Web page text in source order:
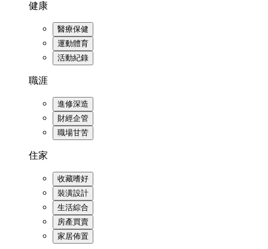
健康
醫療保健
運動體育
活動紀錄
職涯
進修深造
財經企管
職場甘苦
住家
收藏嗜好
裝潢設計
生活綜合
房產買賣
家居佈置